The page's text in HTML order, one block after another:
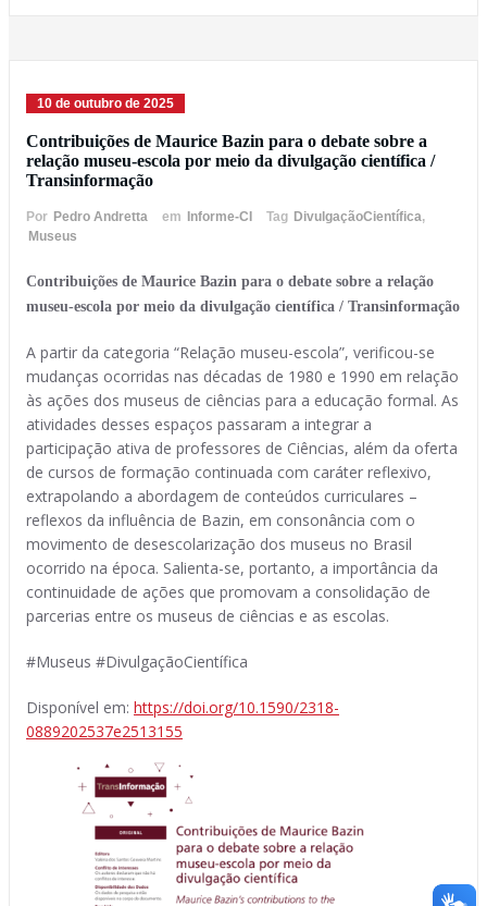
10 de outubro de 2025
Contribuições de Maurice Bazin para o debate sobre a
relação museu-escola por meio da divulgação científica /
Transinformação
Por Pedro Andretta em Informe-CI Tag DivulgaçãoCientífica,
Museus
Contribuições de Maurice Bazin para o debate sobre a relação
museu-escola por meio da divulgação científica / Transinformação
A partir da categoria “Relação museu-escola”, verificou-se
mudanças ocorridas nas décadas de 1980 e 1990 em relação
às ações dos museus de ciências para a educação formal. As
atividades desses espaços passaram a integrar a
participação ativa de professores de Ciências, além da oferta
de cursos de formação continuada com caráter reflexivo,
extrapolando a abordagem de conteúdos curriculares –
reflexos da influência de Bazin, em consonância com o
movimento de desescolarização dos museus no Brasil
ocorrido na época. Salienta-se, portanto, a importância da
continuidade de ações que promovam a consolidação de
parcerias entre os museus de ciências e as escolas.
#Museus #DivulgaçãoCientífica
Disponível em: https://doi.org/10.1590/2318-
0889202537e2513155